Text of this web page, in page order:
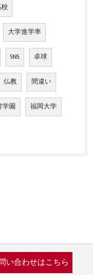
大学進学率
SNS 卓球
仏教 間違い
学園 福岡大学
い合わせはこちら